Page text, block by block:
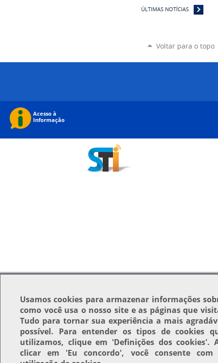
ÚLTIMAS NOTÍCIAS
Voltar para o topo
Usamoscookies para armazenar informações
como você usa o nosso site e as páginas que
Tudo para tornar sua experiência a mais
possível. Para entender os tipos de cookies
utilizamos, clique em 'Definições dos cookies'.
clicar em 'Eu concordo', você consente com